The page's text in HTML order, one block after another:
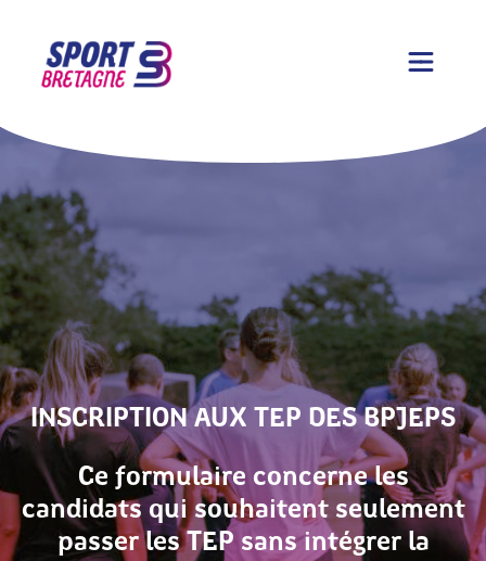
INSCRIPTION AUX TEP DES BPJEPS
Ce formulaire concerne les
candidats qui souhaitent seulement
passer les TEP sans intégrer la